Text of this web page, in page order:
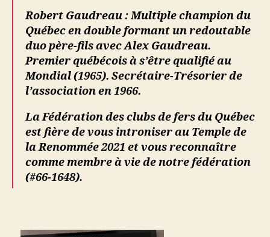
Robert Gaudreau : Multiple champion du
Québec en doubleformant un redoutable
duo père-fils avec Alex Gaudreau.
Premier québécois à s’être qualifié au
Mondial (1965). Secrétaire-Trésorier de
l’association en 1966.
La Fédération des clubs de fers du Québec
est fière de vous introniser au Temple de
la Renommée 2021 et vous reconnaître
comme membre à vie de notre fédération
(#66-1648).